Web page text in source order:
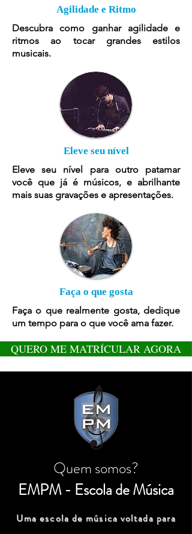
Agilidade e Ritmo
Descubra como ganhar agilidade e
ritmos ao tocar grandes estilos
musicais.
Eleve seu nível
Eleve seu nível para outro patamar
você que já é músicos, e abrilhante
mais suas gravações e apresentações.
Faça o que gosta
Faça o que realmente gosta, dedique
um tempo para o que você ama fazer.
QUERO ME MATRÍCULAR AGORA
Quem somos?
EMPM - Escola de Música
Uma escola de música voltada para